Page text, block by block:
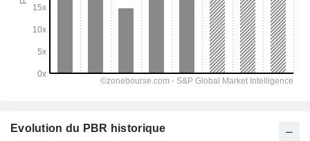
Evolution du PBR historique